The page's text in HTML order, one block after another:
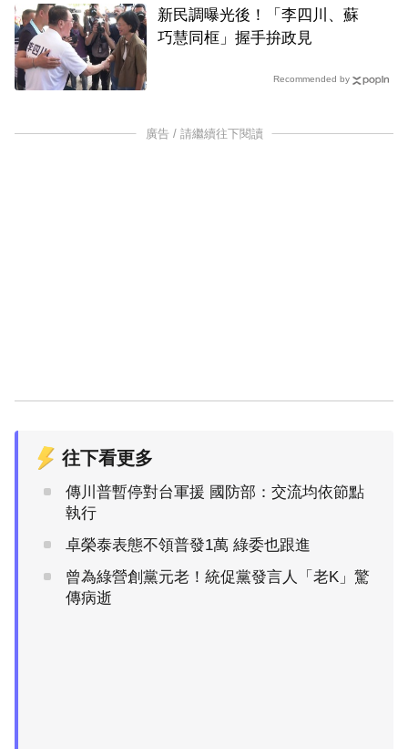
新民調曝光後！「李四川、蘇
巧慧同框」握手拚政見
Recommended by
廣告 / 請繼續往下閱讀
往下看更多
傳川普暫停對台軍援 國防部：交流均依節點
執行
卓榮泰表態不領普發1萬 綠委也跟進
曾為綠營創黨元老！統促黨發言人「老K」驚
傳病逝